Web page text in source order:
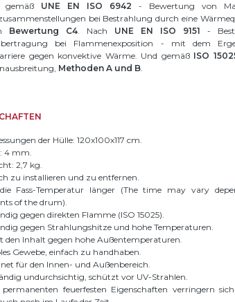
gemäß UNE EN ISO 6942 - Bewertung von
bei Bestrahlung durch eine
Bewertung C4. Nach UNE EN ISO 9151 -
bei Flammenexposition - mit dem
gegen konvektive Wärme. Und gemäß ISO
Methoden A und B.
der Hülle: 120x100x117 cm.
4 mm.
2,7 kg.
zu installieren und zu entfernen.
Fass-Temperatur länger (The time may vary
of the drum).
gegen direkten Flamme (ISO 15025).
gegen Strahlungshitze und hohe Temperaturen.
den Inhalt gegen hohe Außentemperaturen.
Gewebe, einfach zu handhaben.
für den Innen- und Außenbereich.
undurchsichtig, schützt vor UV-Strahlen.
permanenten feuerfesten Eigenschaften verringern